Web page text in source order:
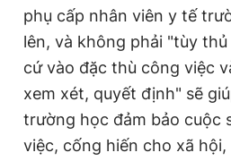
phụ cấp nhân viên y tế
lên, và không phải "tùy
cứ vào đặc thù công việc
xem xét, quyết định" sẽ
trường học đảm bảo cuộc
việc, cống hiến cho xã